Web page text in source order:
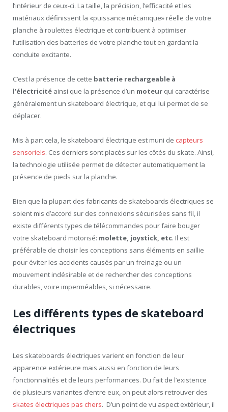
l’intérieur de ceux-ci. La taille, la précision, l’efficacité et les
matériaux définissent la «puissance mécanique» réelle de votre
planche à roulettes électrique et contribuent à optimiser
l’utilisation des batteries de votre planche tout en gardant la
conduite excitante.
C’est la présence de cette batterie rechargeable à
l’électricité ainsi que la présence d’un moteur qui caractérise
généralement un skateboard électrique, et qui lui permet de se
déplacer.
Mis à part cela, le skateboard électrique est muni de capteurs
sensoriels. Ces derniers sont placés sur les côtés du skate. Ainsi,
la technologie utilisée permet de détecter automatiquement la
présence de pieds sur la planche.
Bien que la plupart des fabricants de skateboards électriques se
soient mis d’accord sur des connexions sécurisées sans fil, il
existe différents types de télécommandes pour faire bouger
votre skateboard motorisé: molette, joystick, etc. Il est
préférable de choisir les conceptions sans éléments en saillie
pour éviter les accidents causés par un freinage ou un
mouvement indésirable et de rechercher des conceptions
durables, voire imperméables, si nécessaire.
Les différents types de skateboard
électriques
Les skateboards électriques varient en fonction de leur
apparence extérieure mais aussi en fonction de leurs
fonctionnalités et de leurs performances. Du fait de l’existence
de plusieurs variantes d’entre eux, on peut alors retrouver des
skates électriques pas chers. D’un point de vu aspect extérieur, il